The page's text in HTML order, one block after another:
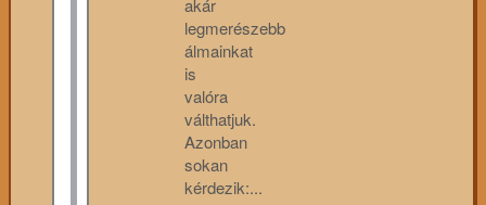
akár
legmerészebb
álmainkat
is
valóra
válthatjuk.
Azonban
sokan
kérdezik:...